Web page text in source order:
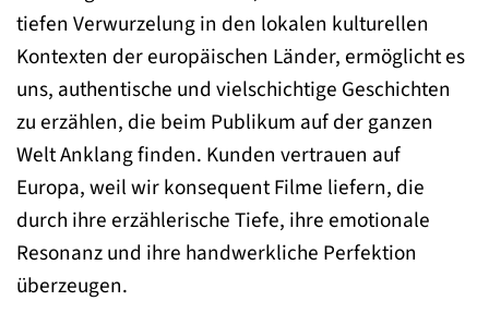
tiefen Verwurzelung in den lokalen kulturellen
Kontexten der europäischen Länder, ermöglicht es
uns, authentische und vielschichtige Geschichten
zu erzählen, die beim Publikum auf der ganzen
Welt Anklang finden. Kunden vertrauen auf
Europa, weil wir konsequent Filme liefern, die
durch ihre erzählerische Tiefe, ihre emotionale
Resonanz und ihre handwerkliche Perfektion
überzeugen.